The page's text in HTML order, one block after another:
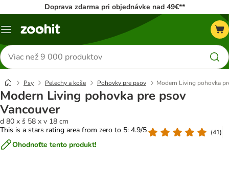
Doprava zdarma pri objednávke nad 49€**
Kategórie
Hľadať
produkty
Psy Pelechy a koše Pohovky pre psov Modern Living pohovka
Modern Living pohovka pre psov
Vancouver
d 80 x š 58 x v 18 cm
This is a stars rating area from zero to 5: 4.9/5
(41)
Ohodnoťte tento produkt!